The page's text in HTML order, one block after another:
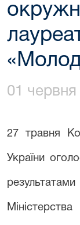
01
27 травня
України